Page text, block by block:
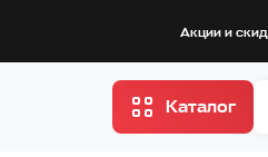
Акции и
Каталог